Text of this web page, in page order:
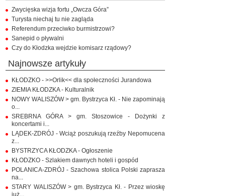
Zwycięska wizja fortu „Owcza Góra”
Turysta niechaj tu nie zagląda
Referendum przeciwko burmistrzowi?
Sanepid o pływalni
Czy do Kłodzka wejdzie komisarz rządowy?
najnowsze artykuły
KŁODZKO - >>Orlik<< dla społeczności Jurandowa
ZIEMIA KŁODZKA - Kulturalnik
NOWY WALISZÓW > gm. Bystrzyca Kł. - Nie zapominają
o...
SREBRNA GÓRA > gm. Stoszowice - Dożynki z
koncertami i...
LĄDEK-ZDRÓJ - Wciąż poszukują rzeźby Nepomucena
z...
BYSTRZYCA KŁODZKA - Ogłoszenie
KŁODZKO - Szlakiem dawnych hoteli i gospód
POLANICA-ZDRÓJ - Szachowa stolica Polski zaprasza
na...
STARY WALISZÓW > gm. Bystrzyca Kł. - Przez wioskę
już...